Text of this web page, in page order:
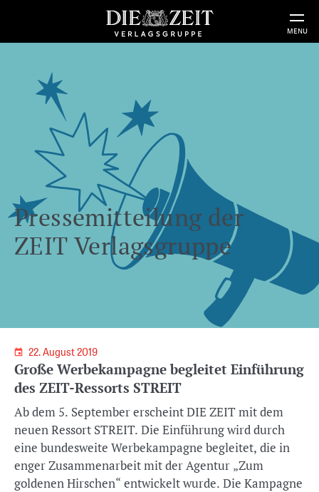
MENU
Pressemitteilung der
ZEIT Verlagsgruppe
22. August 2019
Große Werbekampagne begleitet Einführung
des ZEIT-Ressorts STREIT
Ab dem 5. September erscheint DIE ZEIT mit dem
neuen Ressort STREIT. Die Einführung wird durch
eine bundesweite Werbekampagne begleitet, die in
enger Zusammenarbeit mit der Agentur „Zum
goldenen Hirschen“ entwickelt wurde. Die Kampagne